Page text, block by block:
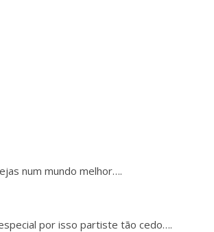
num mundo melhor….
por isso partiste tão cedo….